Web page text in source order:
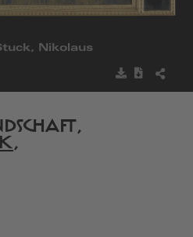
Nikolaus
Bild
BILD
,